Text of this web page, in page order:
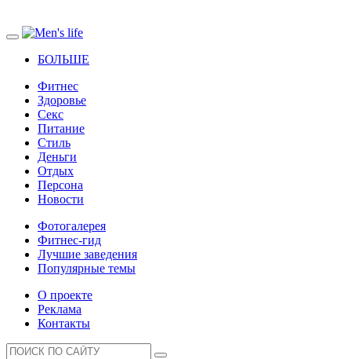
БОЛЬШЕ
Фитнес
Здоровье
Секс
Питание
Стиль
Деньги
Отдых
Персона
Новости
Фотогалерея
Фитнес-гид
Лучшие заведения
Популярные темы
О проекте
Реклама
Контакты